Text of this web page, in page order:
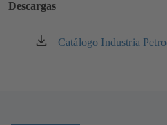
Descargas
Catálogo Industria
(se